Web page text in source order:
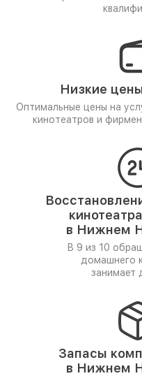
Низкие
Оптимальные цены на
кинотеатров и
в Нижнем
В 9 из 10
домашнего
занимает
Запасы
в Нижнем